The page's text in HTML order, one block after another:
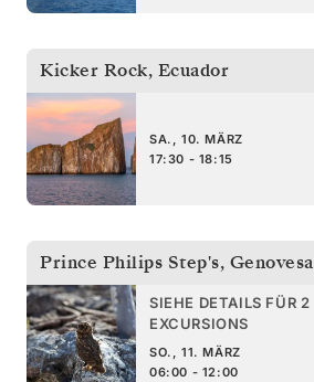
Kicker Rock, Ecuador
SA., 10. MÄRZ
17:30 - 18:15
Prince Philips Step's, Genovesa
SIEHE DETAILS FÜR 2
EXCURSIONS
SO., 11. MÄRZ
06:00 - 12:00